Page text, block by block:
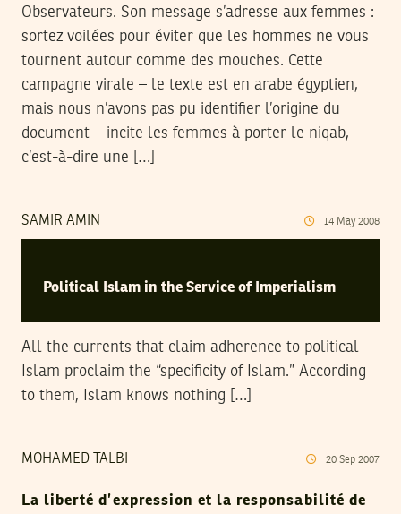
Observateurs. Son message s’adresse aux femmes :
sortez voilées pour éviter que les hommes ne vous
tournent autour comme des mouches. Cette
campagne virale – le texte est en arabe égyptien,
mais nous n’avons pas pu identifier l’origine du
document – incite les femmes à porter le niqab,
c’est-à-dire une […]
SAMIR AMIN 14 May 2008
Political Islam in the Service of Imperialism
All the currents that claim adherence to political
Islam proclaim the “specificity of Islam.” According
to them, Islam knows nothing […]
MOHAMED TALBI 20 Sep 2007
La liberté d’expression et la responsabilité de